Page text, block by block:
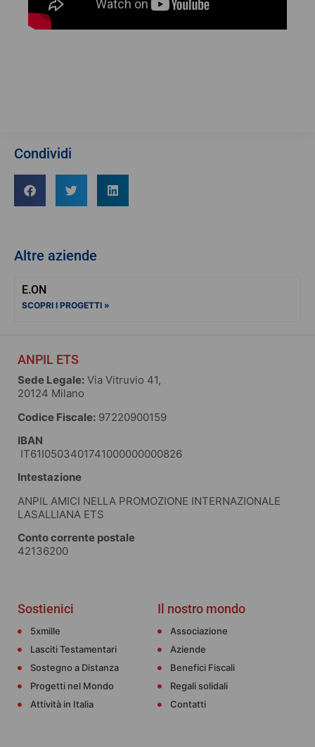
Condividi
Altre aziende
E.ON
SCOPRI I PROGETTI »
ANPIL ETS
Sede Legale: Via Vitruvio 41,
20124 Milano
Codice Fiscale: 97220900159
IBAN
IT61I0503401741000000000826
Intestazione
ANPIL AMICI NELLA PROMOZIONE INTERNAZIONALE
LASALLIANA ETS
Conto corrente postale
42136200
Sostienici
5xmille
Lasciti Testamentari
Sostegno a Distanza
Progetti nel Mondo
Attività in Italia
Il nostro mondo
Associazione
Aziende
Benefici Fiscali
Regali solidali
Contatti